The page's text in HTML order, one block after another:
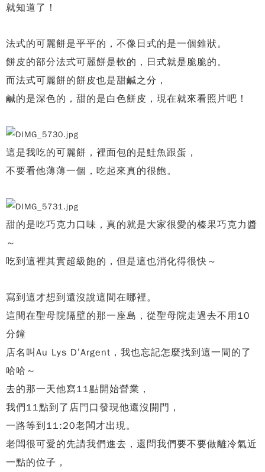
就知道了！
法式的可麗餅是平平的，不像日式的是一個錐狀。
餅皮的部分法式可麗餅是軟的，日式就是脆脆的。
而法式可麗餅的餅皮也是甜鹹之分，
鹹的是深色的，甜的是白色餅皮， 現在就來看照片吧！
這是我吃的可麗餅，裡面包的是鮭魚跟蛋，
不要看他薄薄一個，吃起來真的很飽。
甜的是吃巧克力口味， 真的就是大家很愛的榛果巧克力醬
～
吃到這裡其實超級飽的， 但是這也消化得很快～
寫到這才想到還沒說這間在哪裡。
這間在聖母院隔壁的那一座島，從聖母院走過去不用10
分鐘
店名叫Au Lys D’Argent，我也忘記怎麼找到這一間的了
哈哈～
去的那一天他寫11點開始營業，
我們11點到了店門口發現他還沒開門，
一路等到11:20老闆才出現。
老闆很可愛的先請我們進去，還問我們要不要做離冷氣近
一點的位子，